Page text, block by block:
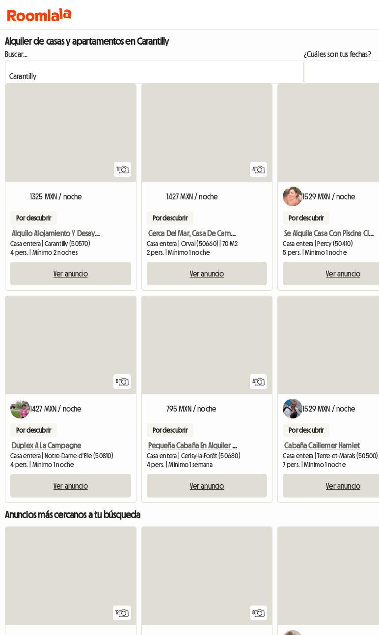
Alquiler de casas y apartamentos en Carantilly
Buscar... ¿Cuáles son tus fechas?
11
1325 MXN / noche
Por descubrir
Alquilo Alojamiento Y Desayuno
Casa entera | Carantilly (50570)
4 pers. | Mínimo 2 noches
Ver anuncio
4
1427 MXN / noche
Por descubrir
Cerca Del Mar, Casa De Campo Tranquila Y Encantadora En Orval Garden
Casa entera | Orval (50660) | 70 M2
2 pers. | Mínimo 1 noche
Ver anuncio
1529 MXN / noche
Por descubrir
Se Alquila Casa Con Piscina Climatizada En Temporada
Casa entera | Percy (50410)
5 pers. | Mínimo 1 noche
Ver anuncio
5
1427 MXN / noche
Por descubrir
Duplex A La Campagne
Casa entera | Notre-Dame-d'Elle (50810)
4 pers. | Mínimo 1 noche
Ver anuncio
4
795 MXN / noche
Por descubrir
Pequeña Cabaña En Alquiler En El Campo
Casa entera | Cerisy-la-Forêt (50680)
4 pers. | Mínimo 1 semana
Ver anuncio
1529 MXN / noche
Por descubrir
Cabaña Caillemer Hamlet
Casa entera | Terre-et-Marais (50500)
7 pers. | Mínimo 1 noche
Ver anuncio
Anuncios más cercanos a tu búsqueda
12 8